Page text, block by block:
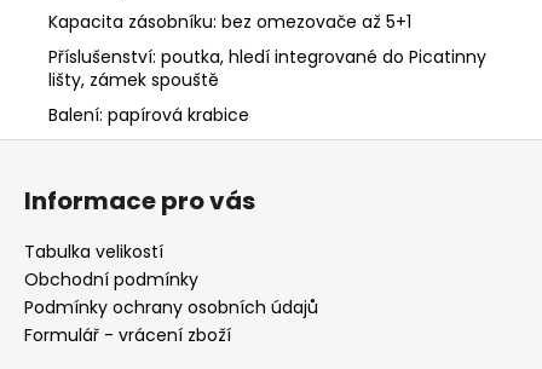
Kapacita zásobníku: bez omezovače až 5+1
Příslušenství: poutka, hledí integrované do Picatinny
lišty, zámek spouště
Balení: papírová krabice
Z
Informace pro vás
Tabulka velikostí
Obchodní podmínky
Podmínky ochrany osobních údajů
Formulář - vrácení zboží